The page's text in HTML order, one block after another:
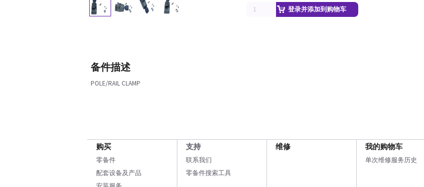
登录并添加到购物车
备件描述
POLE/RAIL CLAMP
购买
零备件
配套设备及产品
支持
联系我们
零备件搜索工具
维修 我的购物车
单次维修服务历史